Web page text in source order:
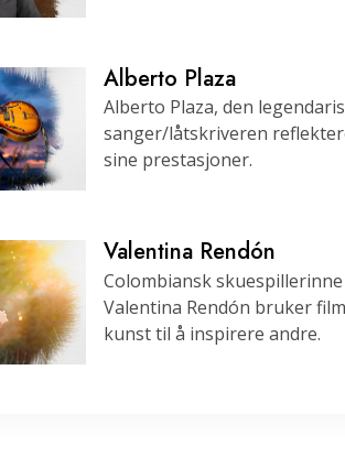
Alberto Plaza
Alberto Plaza, den
sanger/låtskriveren
sine prestasjoner.
Valentina Rendón
Colombiansk
Valentina Rendón bruker
kunst til å inspirere andre.